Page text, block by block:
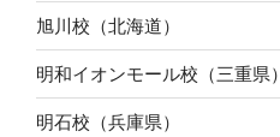
旭川校（北海道）
明和イオンモール校（三重県）
明石校（兵庫県）